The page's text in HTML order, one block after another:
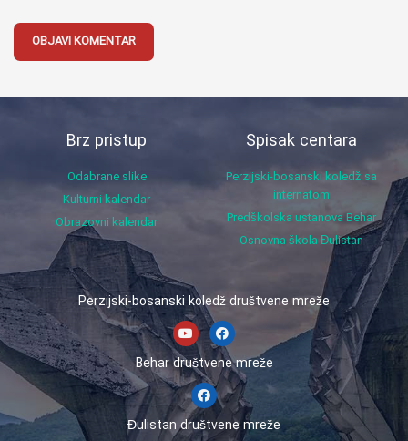
Brz pristup
Odabrane slike
Kulturni kalendar
Obrazovni kalendar
Spisak centara
Perzijski-bosanski koledž sa
internatom
Predškolska ustanova Behar
Osnovna škola Đulistan
Perzijski-bosanski koledž društvene mreže
Behar društvene mreže
Đulistan društvene mreže